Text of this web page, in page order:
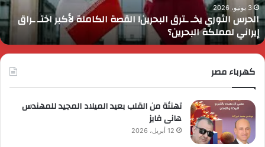
لأكبر
اختـ
ـراق
إيراني
لمملكة
البحرين؟
3 يونيو، 2026
الحرس الثوري يخـ ـترق البحرين! القصة الكاملة لأكبر اختـ ـراق
إيراني لمملكة البحرين؟
كهرباء مصر
تهنئة من القلب بعيد الميلاد المجيد للمهندس
هانى فايز
12 أبريل، 2026